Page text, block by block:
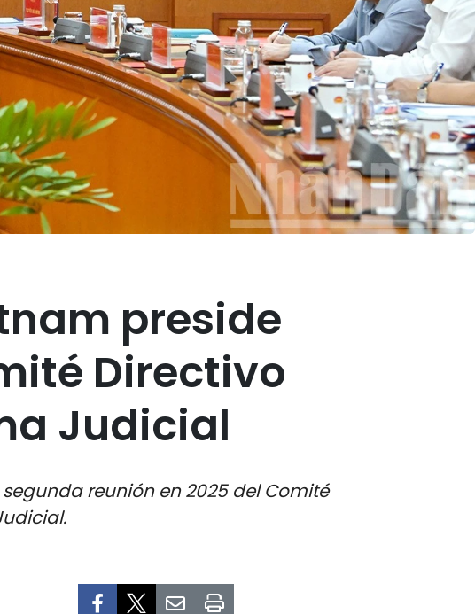
preside
Directivo
Judicial
reunión en 2025 del Comité